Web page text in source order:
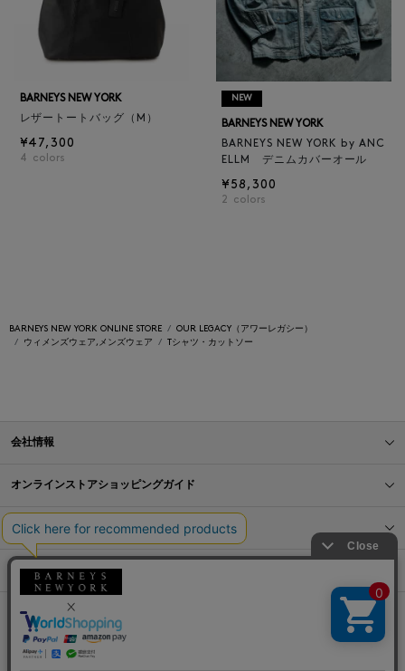
BARNEYS NEW YORK
レザートートバッグ（M）
¥47,300
4 colors
NEW
BARNEYS NEW YORK
BARNEYS NEW YORK by ANC
ELLM デニムカバーオール
¥58,300
2 colors
BARNEYS NEW YORK ONLINE STORE
OUR LEGACY（アワーレガシー）
ウィメンズウェア,メンズウェア
Tシャツ・カットソー
会社情報
オンラインストアショッピングガイド
店舗情報
サービス